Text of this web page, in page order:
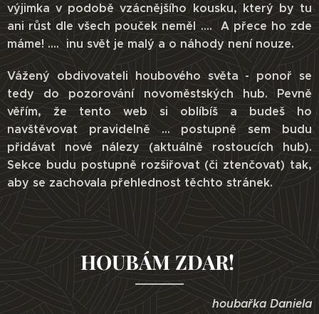
výjimka v podobě vzácnějšího kousku, který by tu
ani růst dle všech pouček neměl .... A přece ho zde
máme! .... inu svět je malý a o náhody není nouze.
Vážený obdivovateli houbového světa - ponoř se
tedy do pozorování novoměstských hub. Pevně
věřím, že tento web si oblíbíš a budeš ho
navštěvovat pravidelně ... postupně sem budu
přidávat nové nálezy (aktuálně rostoucích hub).
Sekce budu postupně rozšiřovat (či ztenčovat) tak,
aby se zachovala přehlednost těchto stránek.
HOUBÁM ZDAR!
houbařka Daniela